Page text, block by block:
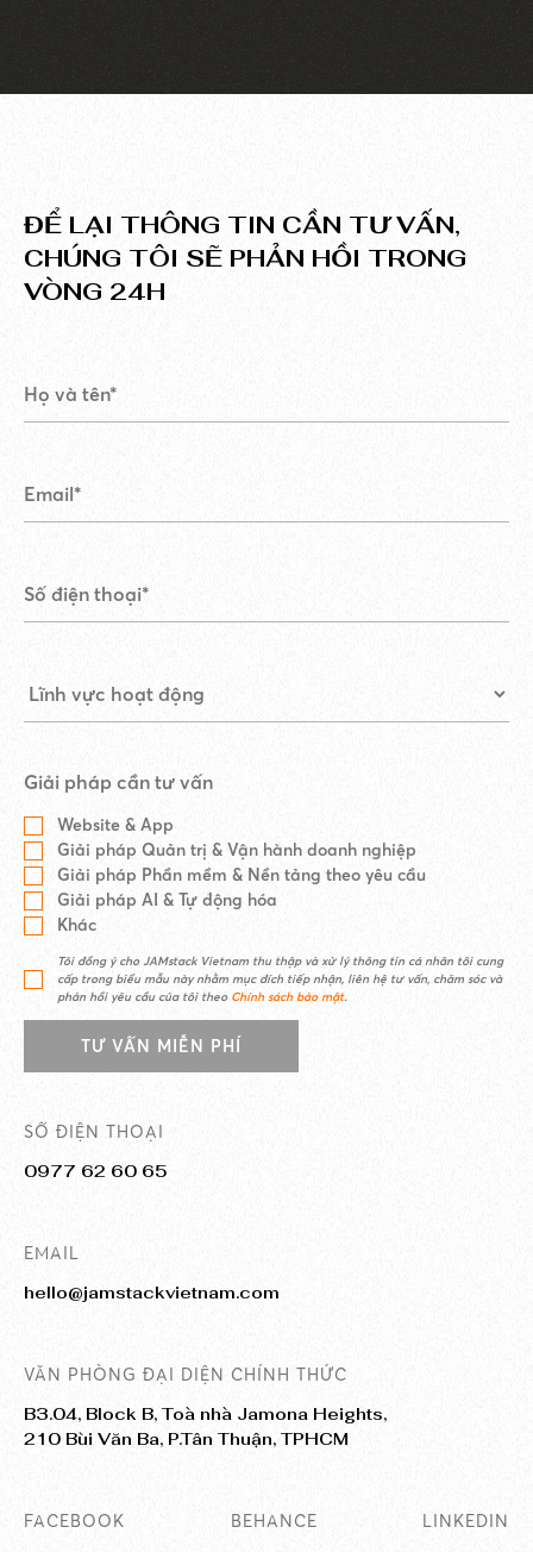
ĐỂ LẠI THÔNG TIN CẦN TƯ VẤN,
CHÚNG TÔI SẼ PHẢN HỒI TRONG
VÒNG 24H
Giải pháp cần tư vấn
Website & App
Giải pháp Quản trị & Vận hành doanh nghiệp
Giải pháp Phần mềm & Nền tảng theo yêu cầu
Giải pháp AI & Tự động hóa
Khác
Tôi đồng ý cho JAMstack Vietnam thu thập và xử lý thông tin cá nhân tôi cung
cấp trong biểu mẫu này nhằm mục đích tiếp nhận, liên hệ tư vấn, chăm sóc và
phản hồi yêu cầu của tôi theo Chính sách bảo mật.
TƯ VẤN MIỄN PHÍ
SỐ ĐIỆN THOẠI
0977 62 60 65
EMAIL
hello@jamstackvietnam.com
VĂN PHÒNG ĐẠI DIỆN CHÍNH THỨC
B3.04, Block B, Toà nhà Jamona Heights,
210 Bùi Văn Ba, P.Tân Thuận, TPHCM
FACEBOOK BEHANCE LINKEDIN